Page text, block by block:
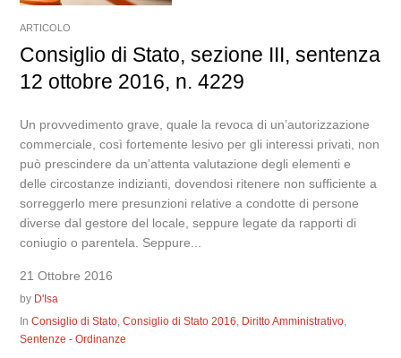
ARTICOLO
Consiglio di Stato, sezione III, sentenza
12 ottobre 2016, n. 4229
Un provvedimento grave, quale la revoca di un’autorizzazione
commerciale, così fortemente lesivo per gli interessi privati, non
può prescindere da un’attenta valutazione degli elementi e
delle circostanze indizianti, dovendosi ritenere non sufficiente a
sorreggerlo mere presunzioni relative a condotte di persone
diverse dal gestore del locale, seppure legate da rapporti di
coniugio o parentela. Seppure...
21 Ottobre 2016
by D'Isa
InConsiglio di Stato,Consiglio di Stato 2016, Diritto Amministrativo,
Sentenze - Ordinanze